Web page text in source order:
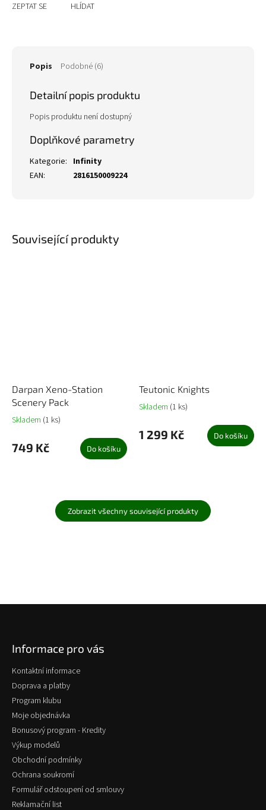
ZEPTAT SE HLÍDAT
Související produkty
Darpan Xeno-Station
Scenery Pack
Skladem (1 ks)
749 Kč Do košíku
Teutonic Knights
Skladem (1 ks)
1 299 Kč Do košíku
Zobrazit všechny související produkty
Popis Podobné (6)
Detailní popis produktu
Popis produktu není dostupný
Doplňkové parametry
Kategorie: Infinity
EAN: 2816150009224
Informace pro vás
Kontaktní informace
Doprava a platby
Program klubu
Moje objednávka
Bonusový program - Kredity
Výkup modelů
Obchodní podmínky
Ochrana soukromí
Formulář odstoupení od smlouvy
Reklamační list